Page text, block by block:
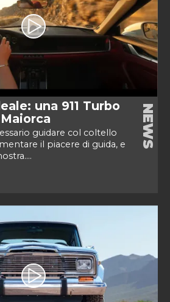
una 911 Turbo
guidare col coltello
il piacere di guida, e
NEWS